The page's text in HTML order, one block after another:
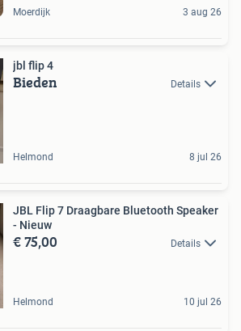
Moerdijk 3 aug 26
jbl flip 4
Bieden Details
Helmond 8 jul 26
JBL Flip 7 Draagbare Bluetooth Speaker
- Nieuw
€ 75,00 Details
Helmond 10 jul 26